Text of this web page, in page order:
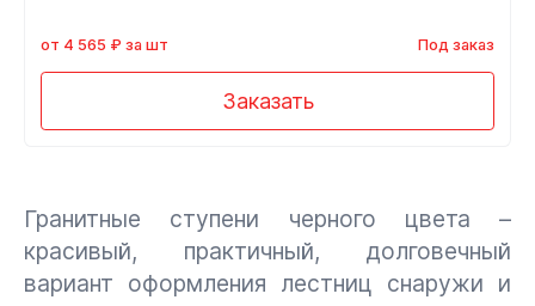
от 4 565 ₽ за шт Под заказ
Заказать
Гранитные ступени черного цвета –
красивый, практичный, долговечный
вариант оформления лестниц снаружи и